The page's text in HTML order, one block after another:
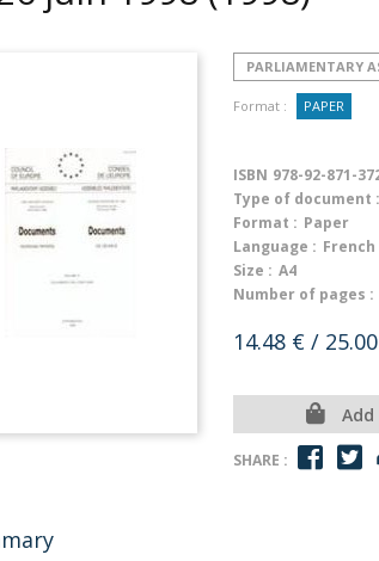
PARLIAMENTARY
Format : PAPER
ISBN 978-92-871-
Type of document :
Format : Paper
Language : French
Size : A4
Number of pages :
14.48 € /
SHARE :